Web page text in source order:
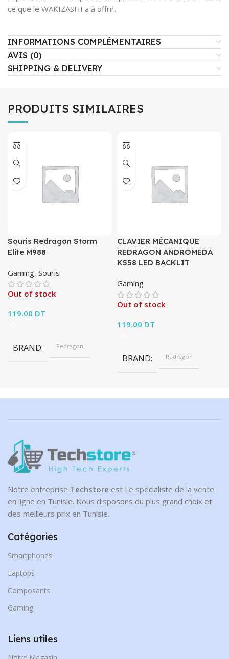
ce que le WAKIZASHI a à offrir.
INFORMATIONS COMPLÉMENTAIRES
AVIS (0)
SHIPPING & DELIVERY
PRODUITS SIMILAIRES
Souris Redragon Storm
Elite M988
Gaming, Souris
Out of stock
119.00 DT
BRAND Redragon
CLAVIER MÉCANIQUE
REDRAGON ANDROMEDA
K558 LED BACKLIT
Gaming
Out of stock
119.00 DT
BRAND Redragon
Notre entreprise Techstore est Le spécialiste de la vente
en ligne en Tunisie. Nous disposons du plus grand choix et
des meilleurs prix en Tunisie.
Catégories
Smartphones
Laptops
Composants
Gaming
Liens utiles